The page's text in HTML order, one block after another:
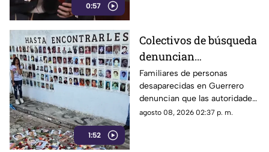
0:57
expresión.
1:52
Colectivos de búsqueda
denuncian
restricciones para
ingresar a la sierra de
Chilpancingo
Familiares de personas
desaparecidas en Guerrero
denuncian que las autoridades
les negaron el
agosto 08, 2026 02:37 p. m.